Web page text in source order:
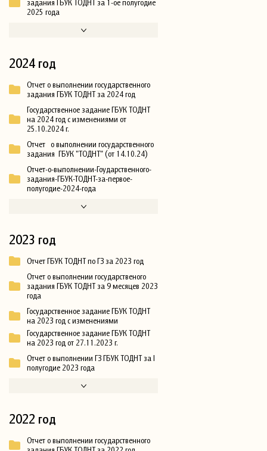
задания ГБУК ТОДНТ за 1-ое полугодие
2025 года
2024 год
Отчет о выполнении государственного
задания ГБУК ТОДНТ за 2024 год
Государственное задание ГБУК ТОДНТ
на 2024 год с изменениями от
25.10.2024 г.
Отчет о выполнении государственного
задания ГБУК "ТОДНТ" (от 14.10.24)
Отчет-о-выполнении-Гоударственного-
задания-ГБУК-ТОДНТ-за-первое-
полугодие-2024-года
2023 год
Отчет ГБУК ТОДНТ по ГЗ за 2023 год
Отчет о выполнении государственого
задания ГБУК ТОДНТ за 9 месяцев 2023
года
Государственное задание ГБУК ТОДНТ
на 2023 год с изменениями
Государственное задание ГБУК ТОДНТ
на 2023 год от 27.11.2023 г.
Отчет о выполнении ГЗ ГБУК ТОДНТ за I
полугодие 2023 года
2022 год
Отчет о выполнении государственного